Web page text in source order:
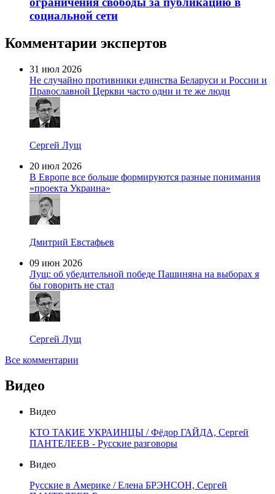
социальной сети
Комментарии экспертов
31 июл 2026
Не случайно противники единства Беларуси и России и
Православной Церкви часто одни и те же люди
Сергей Лущ
20 июл 2026
В Европе все больше формируются разные понимания
«проекта Украина»
Дмитрий Евстафьев
09 июн 2026
Лущ: об убедительной победе Пашиняна на выборах я
бы говорить не стал
Сергей Лущ
Все комментарии
Видео
Видео
КТО ТАКИЕ УКРАИНЦЫ / Фёдор ГАЙДА, Сергей
ПАНТЕЛЕЕВ - Русские разговоры
Видео
Русские в Америке / Елена БРЭНСОН, Сергей